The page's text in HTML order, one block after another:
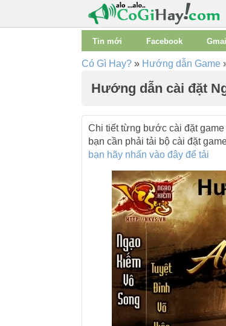
Tin mới Facebook Gmail
Có Gì Hay? » Hướng dẫn Game
Hướng dẫn cài đặt
Chi tiết từng bước cài đặt
bạn cần phải tải bộ cài đặt
bạn hãy nhấn vào đây để tải